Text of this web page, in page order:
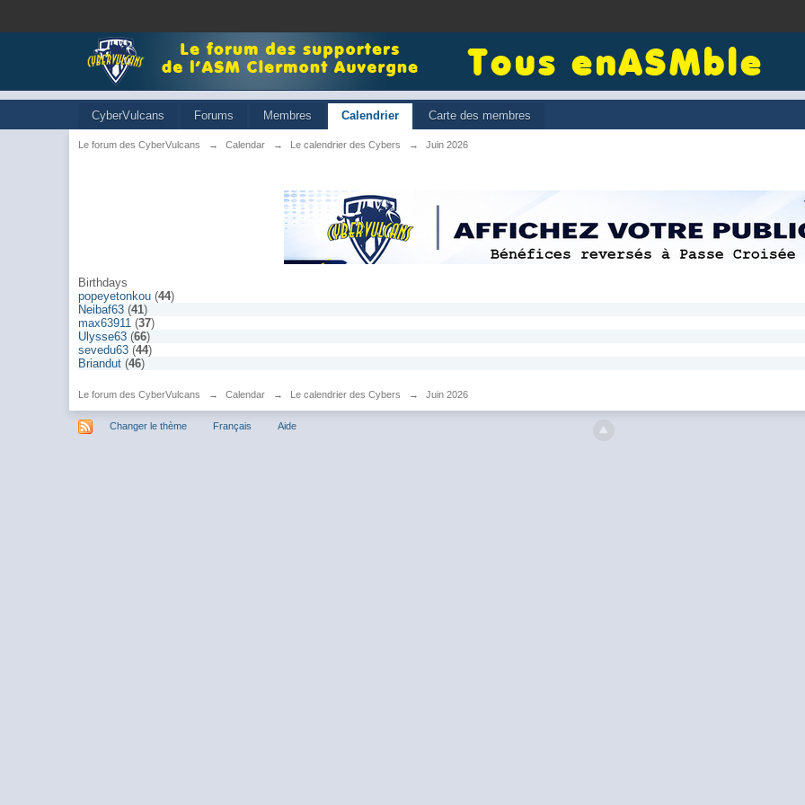
CyberVulcans Forums Membres Calendrier Carte des membres
Le forum des CyberVulcans → Calendar → Le calendrier des Cybers → Juin 2026
Birthdays
popeyetonkou (44)
Neibaf63 (41)
max63911 (37)
Ulysse63 (66)
sevedu63 (44)
Briandut (46)
Le forum des CyberVulcans → Calendar → Le calendrier des Cybers → Juin 2026
Changer le thème Français Aide